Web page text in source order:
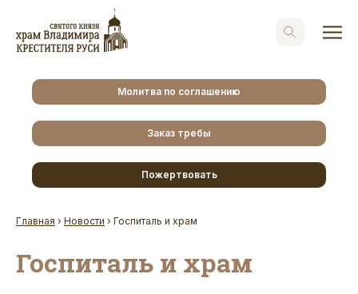
Молитва по соглашению
Заказ требы
Пожертвовать
Главная › Новости › Госпиталь и храм
Госпиталь и храм